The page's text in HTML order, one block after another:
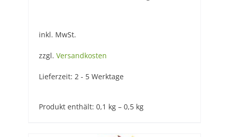
inkl. MwSt.
zzgl. Versandkosten
Lieferzeit: 2 - 5 Werktage
Produkt enthält: 0,1 kg – 0,5 kg